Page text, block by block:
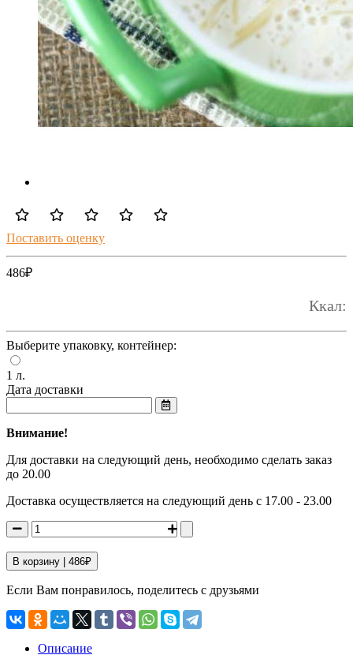
Поставить оценку
486₽
Ккал:
Выберите упаковку, контейнер:
1 л.
Дата доставки
Внимание!
Для доставки на следующий день, необходимо сделать заказ
до 20.00
Доставка осуществляется на следующий день с 17.00 - 23.00
В корзину | 486₽
Если Вам понравилось, поделитесь с друзьями
Описание